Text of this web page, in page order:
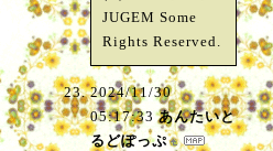
JUGEM Some
Rights Reserved.
2024/11/30
05:17:33 あんたいと
るどぽっぷ